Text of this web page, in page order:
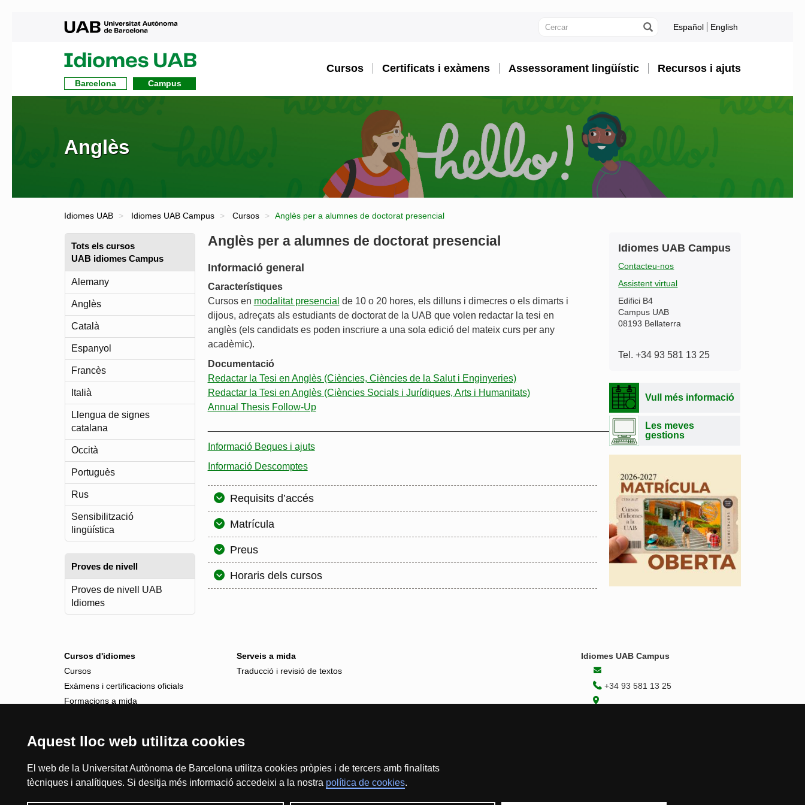
Aquest lloc web utilitza cookies
El web de la Universitat Autònoma de Barcelona utilitza cookies pròpies i de tercers amb finalitats
tècniques i analítiques. Si desitja més informació accedeixi a la nostra política de cookies.
Español English
UAB
Idiomes
Barcelona Campus
Cursos Certificats i exàmens Assessorament lingüístic Recursos i ajuts
Anglès
Idiomes UAB Idiomes UAB Campus Cursos Anglès per a alumnes de doctorat presencial
Tots els cursos
UAB idiomes Campus
Alemany
Anglès
Català
Espanyol
Francès
Italià
Llengua de signes
catalana
Occità
Portuguès
Rus
Sensibilització
lingüística
Proves de nivell
Proves de nivell UAB
Idiomes
Anglès per a alumnes de doctorat presencial
Informació general
Característiques
Cursos en modalitat presencial de 10 o 20 hores, els dilluns i dimecres o els dimarts i
dijous, adreçats als estudiants de doctorat de la UAB que volen redactar la tesi en
anglès (els candidats es poden inscriure a una sola edició del mateix curs per any
acadèmic).
Documentació
Redactar la Tesi en Anglès (Ciències, Ciències de la Salut i Enginyeries)
Redactar la Tesi en Anglès (Ciències Socials i Jurídiques, Arts i Humanitats)
Annual Thesis Follow-Up
Informació Beques i ajuts
Informació Descomptes
Requisits d’accés
Matrícula
Preus
Horaris dels cursos
Informació
complementària
Contacte
Idiomes UAB Campus
Contacteu-nos
Assistent virtual
Edifici B4
Campus UAB
08193 Bellaterra
Tel. +34 93 581 13 25
Vull més informació
Les meves
gestions
Cursos d'idiomes
Cursos
Exàmens i certificacions oficials
Formacions a mida
Serveis a mida
Traducció i revisió de textos
Idiomes UAB Campus
+34 93 581 13 25